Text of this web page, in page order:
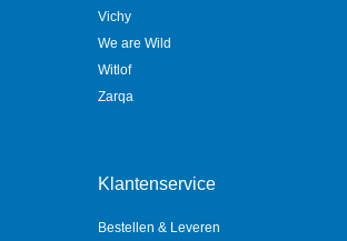
Vichy
We are Wild
Witlof
Zarqa
Klantenservice
Bestellen & Leveren